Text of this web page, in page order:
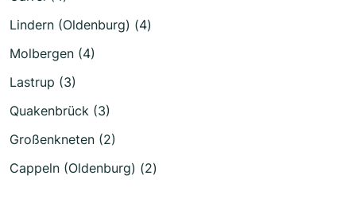
Lindern (Oldenburg) (4)
Molbergen (4)
Lastrup (3)
Quakenbrück (3)
Großenkneten (2)
Cappeln (Oldenburg) (2)